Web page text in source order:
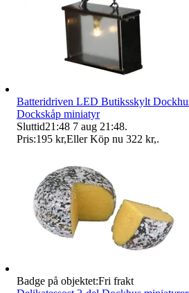
Batteridriven LED Butiksskylt
Dockskåp miniatyr
Sluttid21:48 7 aug 21:48.
Pris:195 kr,Eller Köp nu 322 kr,.
Badge på objektet:Fri frakt